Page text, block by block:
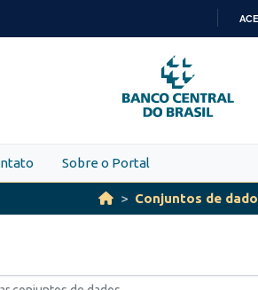
PARA
O
CONTEÚDO
Sobre o Portal
Conjuntos de